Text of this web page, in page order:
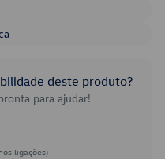
deste produto?
para ajudar!
ligações)